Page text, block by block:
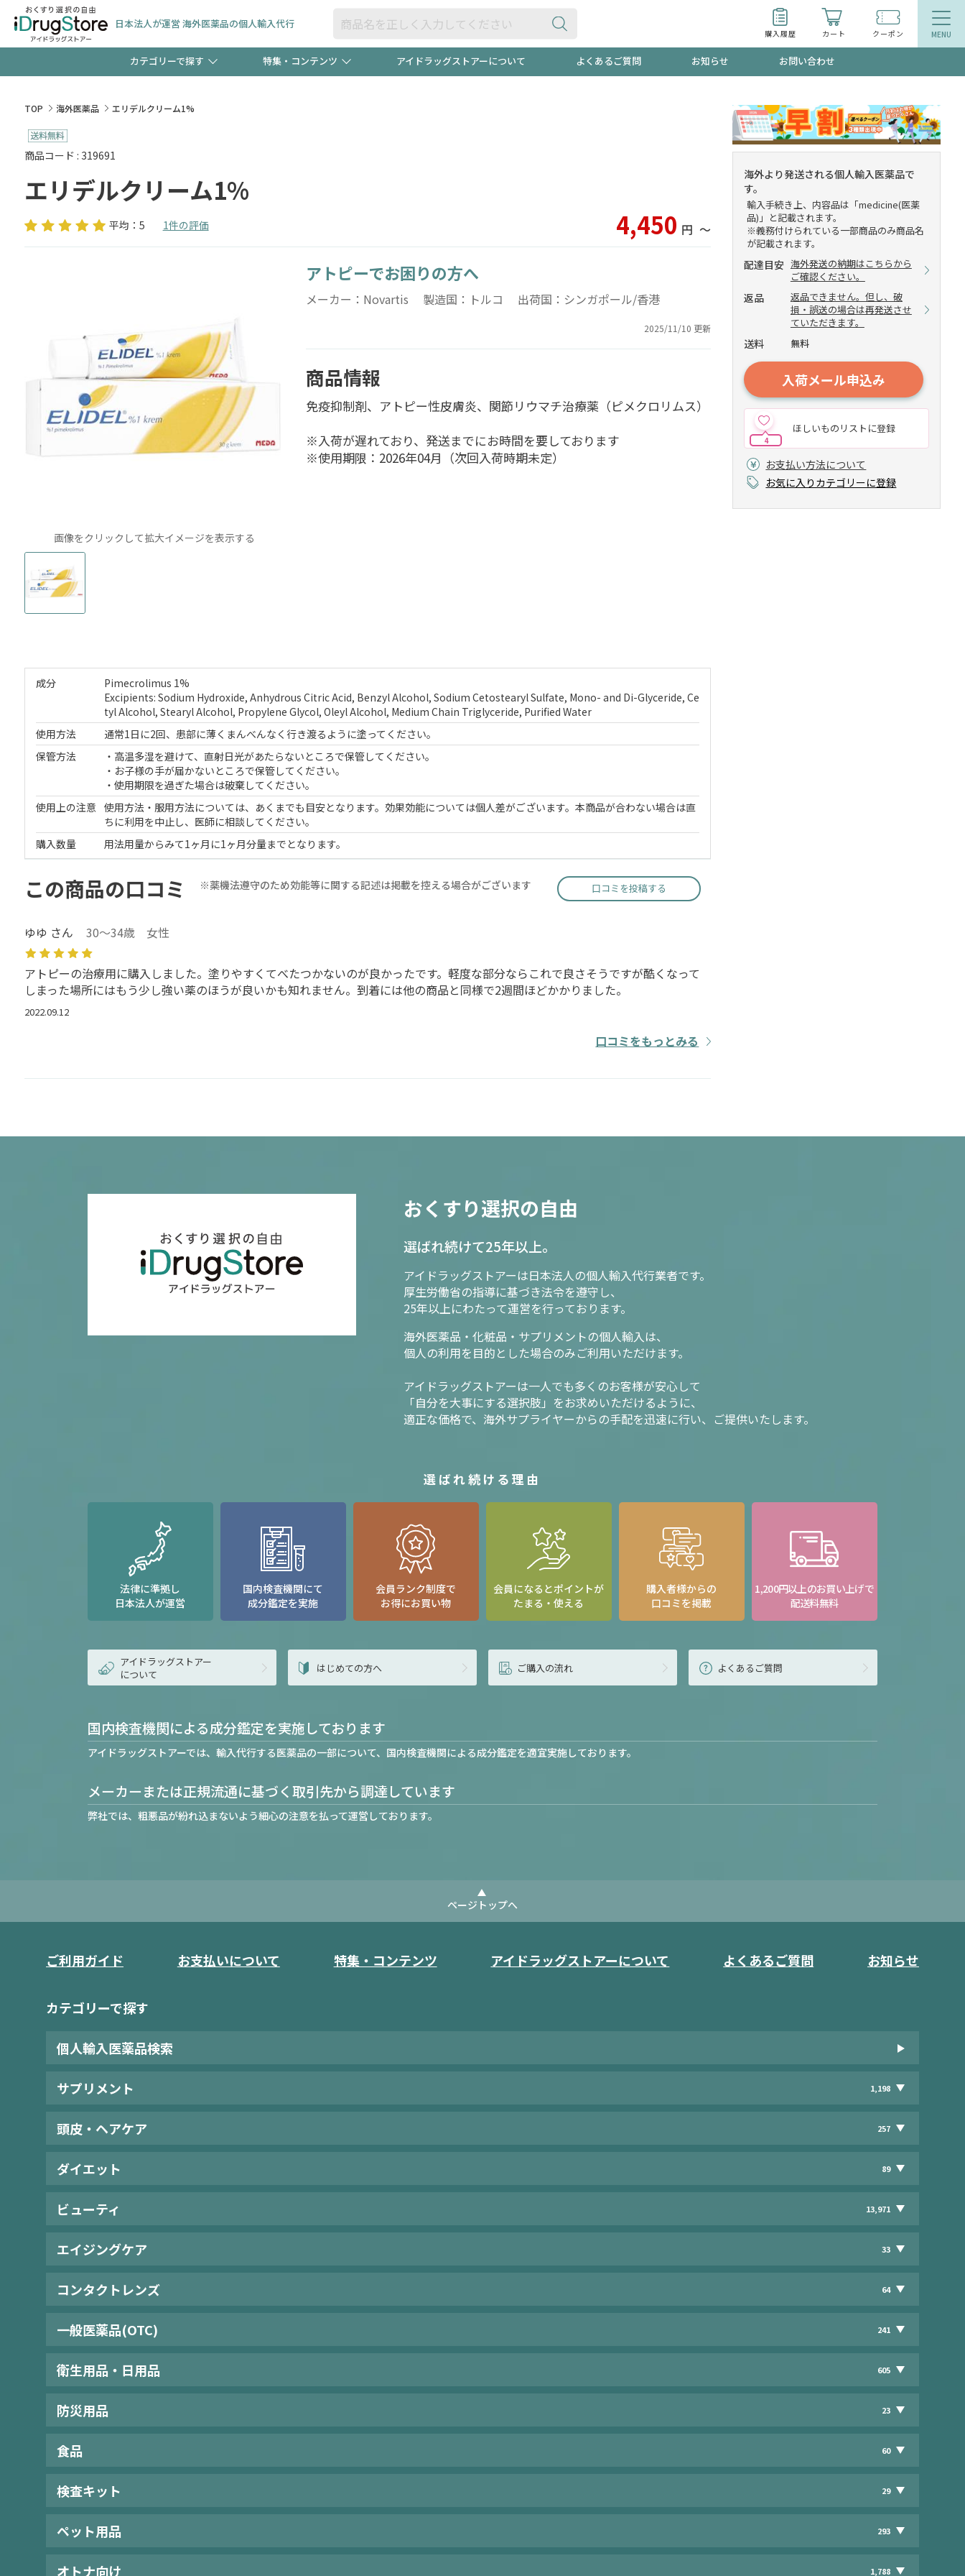
日本法人が運営 海外医薬品の個人輸入代行
購入履歴 カート クーポン
カテゴリーで探す
食品
検査キット
特集・コンテンツ
極冷メントールで、夏の頭皮ストレスを完全リセッ
新規登録で！今すぐ使えるクーポンプレゼント中！！ 当店スタッフが贈る音声プログラム
友だち大募集！限定クーポンも不定期配信 今売れているものが一目でわかるランキング
アイドラッグストアーについて よくあるご質問 お知らせ お問い合わせ
TOP 海外医薬品 エリデルクリーム1%
商品コード : 319691
エリデルクリーム1%
平均：5 1件の評価 4,450 円 〜
画像をクリックして拡大イメージを表示する
アトピーでお困りの方へ
メーカー：Novartis 製造国：トルコ 出荷国：シンガポール/香港
2025/11/10 更新
商品情報
免疫抑制剤、アトピー性皮膚炎、関節リウマチ治療薬（ピメクロリムス）
※入荷が遅れており、発送までにお時間を要しております
※使用期限：2026年04月（次回入荷時期未定）
海外より発送される個人輸入医薬品で
す。
輸入手続き上、内容品は「medicine(医薬
品)」と記載されます。
※義務付けられている一部商品のみ商品名
が記載されます。
配達目安 海外発送の納期はこちらから
ご確認ください。
返品
返品できません。但し、破
損・誤送の場合は再発送させ
ていただきます。
送料 無料
入荷メール申込み
ほしいものリストに登録
4
お支払い方法について
お気に入りカテゴリーに登録
成分
Pimecrolimus 1%
Excipients: Sodium Hydroxide, Anhydrous Citric Acid, Benzyl Alcohol, Sodium Cetostearyl Sulfate, Mono- and Di-Glyceride, Ce
tyl Alcohol, Stearyl Alcohol, Propylene Glycol, Oleyl Alcohol, Medium Chain Triglyceride, Purified Water
使用方法
通常1日に2回、患部に薄くまんべんなく行き渡るように塗ってください。
保管方法
・高温多湿を避けて、直射日光があたらないところで保管してください。
・お子様の手が届かないところで保管してください。
・使用期限を過ぎた場合は破棄してください。
使用上の注意 使用方法・服用方法については、あくまでも目安となります。効果効能については個人差がございます。本商品が合わない場合は直
ちに利用を中止し、医師に相談してください。
購入数量
用法用量からみて1ヶ月に1ヶ月分量までとなります。
この商品の口コミ ※薬機法遵守のため効能等に関する記述は掲載を控える場合がございます 口コミを投稿する
ゆゆ さん 30～34歳 女性
アトピーの治療用に購入しました。塗りやすくてべたつかないのが良かったです。軽度な部分ならこれで良さそうですが酷くなって
しまった場所にはもう少し強い薬のほうが良いかも知れません。到着には他の商品と同様で2週間ほどかかりました。
2022.09.12
口コミをもっとみる
おくすり選択の自由
選ばれ続けて25年以上。
アイドラッグストアーは日本法人の個人輸入代行業者です。
厚生労働省の指導に基づき法令を遵守し、
25年以上にわたって運営を行っております。
海外医薬品・化粧品・サプリメントの個人輸入は、
個人の利用を目的とした場合のみご利用いただけます。
アイドラッグストアーは一人でも多くのお客様が安心して
「自分を大事にする選択肢」をお求めいただけるように、
適正な価格で、海外サプライヤーからの手配を迅速に行い、ご提供いたします。
選ばれ続ける理由
法律に準拠し
日本法人が運営
国内検査機関にて
成分鑑定を実施
会員ランク制度で
お得にお買い物
会員になるとポイントが
たまる・使える
購入者様からの
口コミを掲載
1,200円以上のお買い上げで
配送料無料
アイドラッグストアー
について
はじめての方へ ご購入の流れ よくあるご質問
国内検査機関による成分鑑定を実施しております
アイドラッグストアーでは、輸入代行する医薬品の一部について、国内検査機関による成分鑑定を適宜実施しております。
メーカーまたは正規流通に基づく取引先から調達しています
弊社では、粗悪品が紛れ込まないよう細心の注意を払って運営しております。
ページトップへ
ご利用ガイド お支払いについて 特集・コンテンツ アイドラッグストアーについて よくあるご質問 お知らせ
カテゴリーで探す
個人輸入医薬品検索
サプリメント 1,198
頭皮・ヘアケア 257
ダイエット 89
ビューティ 13,971
エイジングケア 33
コンタクトレンズ 64
一般医薬品(OTC) 241
衛生用品・日用品 605
防災用品 23
食品 60
検査キット 29
ペット用品 293
オトナ向け 1,788